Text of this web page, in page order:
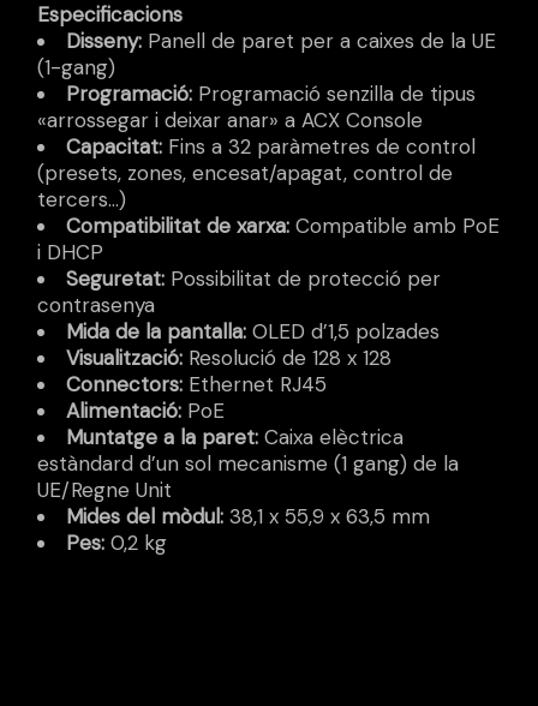
Especificacions
Disseny: Panell de paret per a caixes de la UE
(1-gang)
Programació: Programació senzilla de tipus
«arrossegar i deixar anar» a ACX Console
Capacitat: Fins a 32 paràmetres de control
(presets, zones, encesat/apagat, control de
tercers…)
Compatibilitat de xarxa: Compatible amb PoE
i DHCP
Seguretat: Possibilitat de protecció per
contrasenya
Mida de la pantalla: OLED d’1,5 polzades
Visualització: Resolució de 128 x 128
Connectors: Ethernet RJ45
Alimentació: PoE
Muntatge a la paret: Caixa elèctrica
estàndard d’un sol mecanisme (1 gang) de la
UE/Regne Unit
Mides del mòdul: 38,1 x 55,9 x 63,5 mm
Pes: 0,2 kg